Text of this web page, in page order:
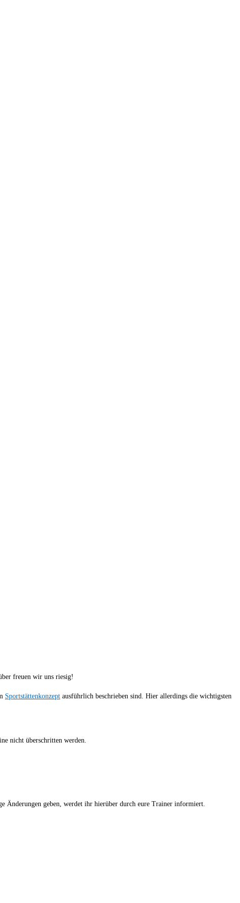
freuen wir uns riesig!
Sportstättenkonzept ausführlich beschrieben sind. Hier allerdings die wichtigsten
nicht überschritten werden.
Änderungen geben, werdet ihr hierüber durch eure Trainer informiert.